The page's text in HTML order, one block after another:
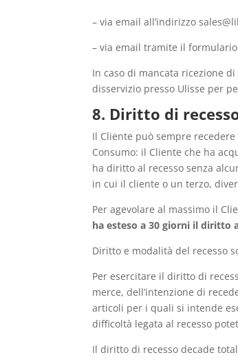
– via email all’indirizzo
– via email tramite il
In caso di mancata ricezione
disservizio presso Ulisse per
8. Diritto di
Il Cliente può sempre
Consumo: il Cliente che ha
ha diritto al recesso senza
in cui il cliente o un terzo,
Per agevolare al massimo il
ha esteso a 30 giorni il
Diritto e modalità del recesso
Per esercitare il diritto di
merce, dell’intenzione di
articoli per i quali si intende
difficoltà legata al recesso
Il diritto di recesso decade